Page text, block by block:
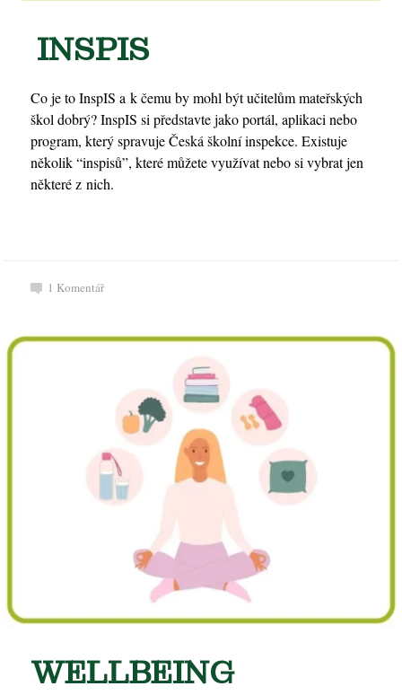
INSPIS
Co je to InspIS a k čemu by mohl být učitelům mateřských
škol dobrý? InspIS si představte jako portál, aplikaci nebo
program, který spravuje Česká školní inspekce. Existuje
několik “inspisů”, které můžete využívat nebo si vybrat jen
některé z nich.
1 Komentář
WELLBEING